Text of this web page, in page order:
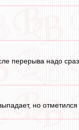
перерыва надо
но